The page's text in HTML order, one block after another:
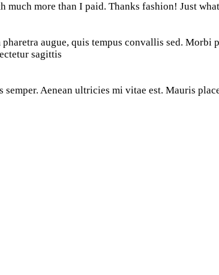
much more than I paid. Thanks fashion! Just
augue, quis tempus convallis sed.
sagittis
Aenean ultricies mi vitae est. Mauris